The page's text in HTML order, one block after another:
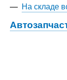
— На складе